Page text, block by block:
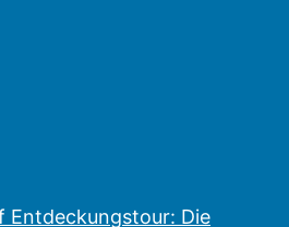
Entdeckungstour: Die